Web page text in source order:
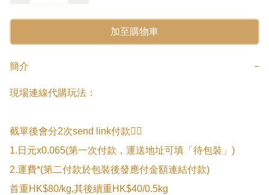
加至購物車
簡介 −
現場連線代購玩法：
截單後會分2次send link付款👇🏻
1.日元x0.065(第一次付款，運送地址可填「待包裝」)
2.運費*(第二付款於包裝後發應付金額連結付款)
首重HK$80/kg,其後續重HK$40/0.5kg